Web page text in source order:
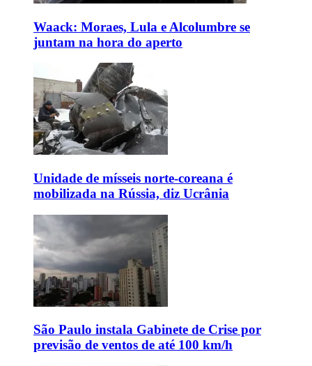
Waack: Moraes, Lula e Alcolumbre se
juntam na hora do aperto
Unidade de mísseis norte-coreana é
mobilizada na Rússia, diz Ucrânia
São Paulo instala Gabinete de Crise por
previsão de ventos de até 100 km/h